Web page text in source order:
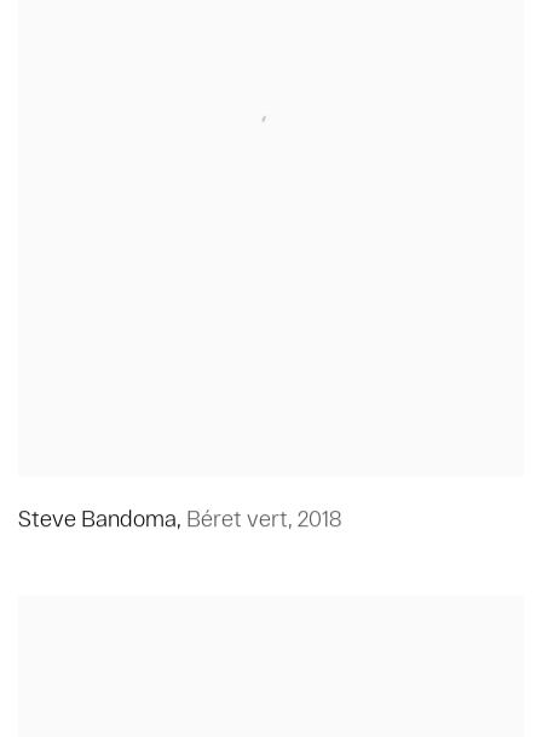
Steve Bandoma, Béret vert, 2018